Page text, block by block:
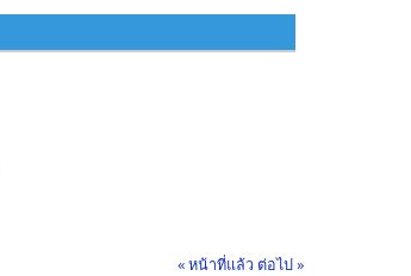
« หน้าที่แล้ว ต่อไป »